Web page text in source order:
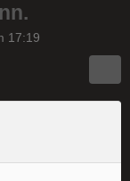
17:19